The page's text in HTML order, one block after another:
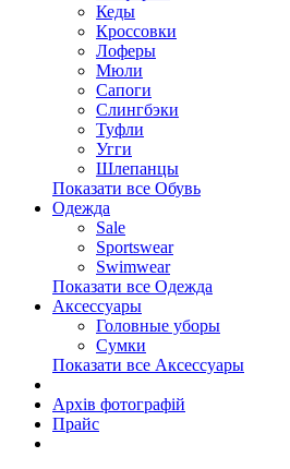
Кеды
Кроссовки
Лоферы
Мюли
Сапоги
Слингбэки
Туфли
Угги
Шлепанцы
Показати все Обувь
Одежда
Sale
Sportswear
Swimwear
Показати все Одежда
Аксессуары
Головные уборы
Сумки
Показати все Аксессуары
Архів фотографій
Прайс